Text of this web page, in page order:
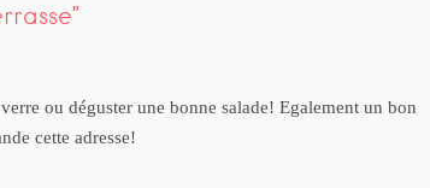
ou déguster une bonne salade! Egalement un bon
cette adresse!